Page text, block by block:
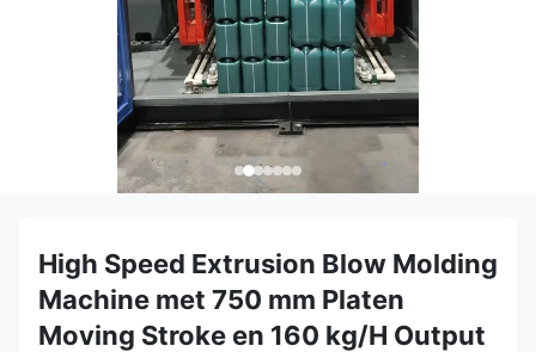
High Speed Extrusion Blow Molding
Machine met 750 mm Platen
Moving Stroke en 160 kg/H Output